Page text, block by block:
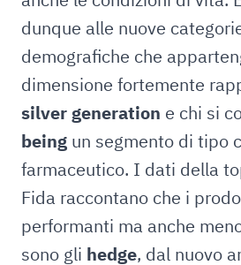
dunque alle nuove
demografiche che
dimensione fortemente
silver generation e chi si
being un segmento di tipo
farmaceutico. I dati della
Fida raccontano che i
performanti ma anche
sono gli hedge, dal nuovo